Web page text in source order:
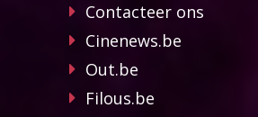
Contacteer ons
Cinenews.be
Out.be
Filous.be